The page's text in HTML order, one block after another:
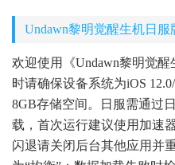
Undawn黎明觉醒生机日服
欢迎使用《Undawn黎明觉
时请确保设备系统为iOS
8GB存储空间。日服需通过
载，首次运行建议使用加速
闪退请关闭后台其他应用并